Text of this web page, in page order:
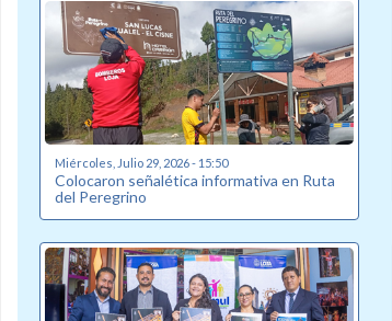
Miércoles, Julio 29, 2026 - 15:50
Colocaron señalética informativa en Ruta
del Peregrino